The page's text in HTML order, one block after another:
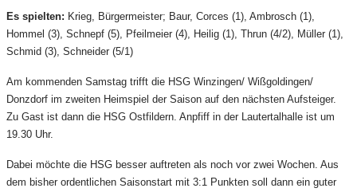
Es spielten: Krieg, Bürgermeister; Baur, Corces (1), Ambrosch (1),
Hommel (3), Schnepf (5), Pfeilmeier (4), Heilig (1), Thrun (4/2), Müller (1),
Schmid (3), Schneider (5/1)
Am kommenden Samstag trifft die HSG Winzingen/ Wißgoldingen/
Donzdorf im zweiten Heimspiel der Saison auf den nächsten Aufsteiger.
Zu Gast ist dann die HSG Ostfildern. Anpfiff in der Lautertalhalle ist um
19.30 Uhr.
Dabei möchte die HSG besser auftreten als noch vor zwei Wochen. Aus
dem bisher ordentlichen Saisonstart mit 3:1 Punkten soll dann ein guter